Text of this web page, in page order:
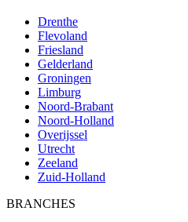
Drenthe
Flevoland
Friesland
Gelderland
Groningen
Limburg
Noord-Brabant
Noord-Holland
Overijssel
Utrecht
Zeeland
Zuid-Holland
BRANCHES